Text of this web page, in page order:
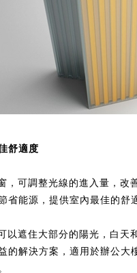
舒適度
，可調整光線的進入量，改
省能源，提供室內最佳的舒
以遮住大部分的陽光，白天
的解決方案，適用於辦公大